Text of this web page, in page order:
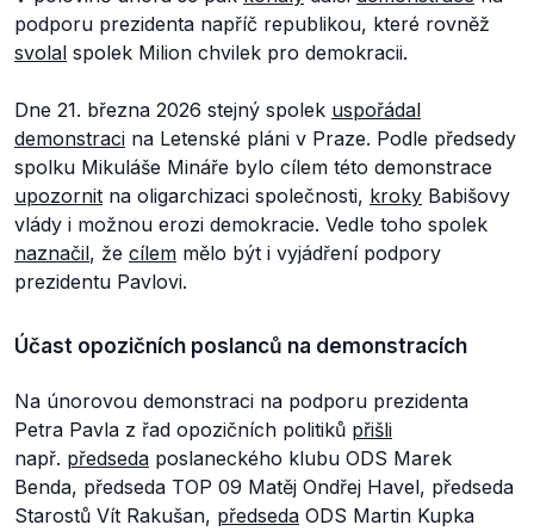
podporu prezidenta napříč republikou, které rovněž
svolal spolek Milion chvilek pro demokracii.
Dne 21. března 2026 stejný spolek uspořádal
demonstraci na Letenské pláni v Praze. Podle předsedy
spolku Mikuláše Mináře bylo cílem této demonstrace
upozornit na oligarchizaci společnosti, kroky Babišovy
vlády i možnou erozi demokracie. Vedle toho spolek
naznačil, že cílem mělo být i vyjádření podpory
prezidentu Pavlovi.
Účast opozičních poslanců na demonstracích
Na únorovou demonstraci na podporu prezidenta
Petra Pavla z řad opozičních politiků přišli
např. předseda poslaneckého klubu ODS Marek
Benda, předseda TOP 09 Matěj Ondřej Havel, předseda
Starostů Vít Rakušan, předseda ODS Martin Kupka